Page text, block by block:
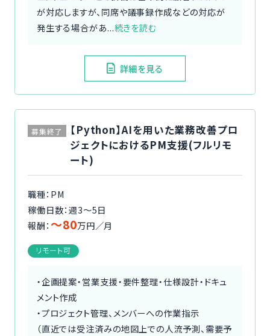
が対応しますが、同席や議事録作成などの対応が
発生する場合があ...続きを読む
詳細を見る
募集終了
【Python】AIを用いた業務改善プロ
ジェクトにおけるPM支援(フルリモ
ート)
職種：PM
稼働日数：週3〜5日
報酬： 〜80万円／月
リモート可
・企画提案・営業支援・要件整理・仕様設計・ドキュ
メント作成
・プロジェクト管理、メンバーへの作業指示
（直近では受注済みの地図上での人流予測、需要予